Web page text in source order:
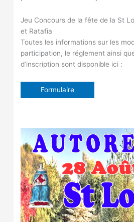
Jeu Concours de la fête de la St
et Ratafia
Toutes les informations sur les
participation, le réglement ainsi
d’inscription sont disponible ici :
Formulaire